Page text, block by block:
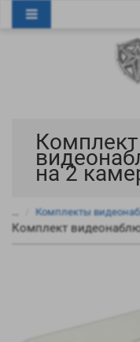
Комплект
на 2
Комплекты
Комплект